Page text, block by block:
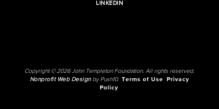
LINKEDIN
Copyright © 2026 John Templeton Foundation. All rights reserved.
Nonprofit Web Designby Push10. Terms of Use
Privacy
Policy